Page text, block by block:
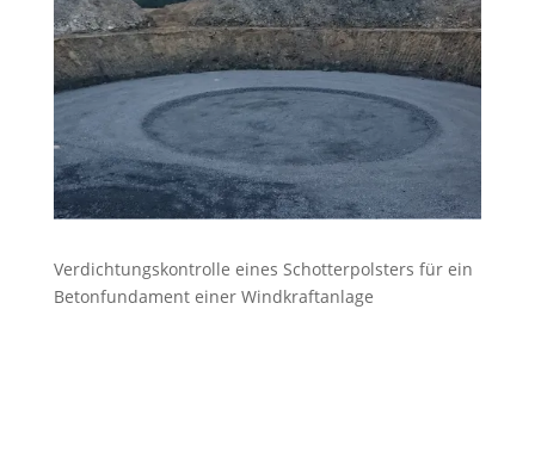
Verdichtungskontrolle eines Schotterpolsters für ein
Betonfundament einer Windkraftanlage